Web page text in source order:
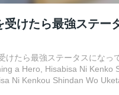
受けたら最強ステー
けたら最強ステータスにな
a Hero, Hisabisa Ni
Ni Kenkou Shindan Wo